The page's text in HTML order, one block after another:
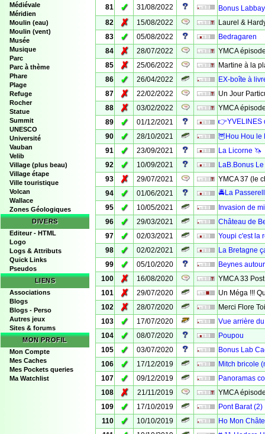
Médiévale
Méridien
Moulin (eau)
Moulin (vent)
Musée
Musique
Parc
Parc à thème
Phare
Plage
Refuge
Rocher
Statue
Summit
UNESCO
Université
Vauban
Velib
Village (plus beau)
Village étape
Ville touristique
Volcan
Wallace
Zones Géologiques
DIVERS
Editeur - HTML
Logo
Logs & Attributs
Quick Links
Pseudos
LIENS
Associations
Blogs
Blogs - Perso
Autres jeux
Sites & forums
MON PROFIL
Mon Compte
Mes Caches
Mes Pockets queries
Ma Watchlist
81
✓ 31/08/2022
Bonus
82
✗ 15/08/2022
Laurel &
83
✓ 05/08/2022
Bedragaren
84
✗ 28/07/2022
YMCA
85
✗ 25/06/2022
Martine à la
86
✓ 26/04/2022
EX-boîte à
87
✗ 22/02/2022
Un Jour
88
✗ 03/02/2022
YMCA
89
✓ 01/12/2021
👉YVELINES
90
✓ 28/10/2021
🦉Hou Hou le
91
✓ 23/09/2021
La Licorne 🦄
92
✓ 10/09/2021
LaB.Bonus
93
✗ 29/07/2021
YMCA 37 (le
94
✓ 01/06/2021
🚔La
95
✓ 10/05/2021
Invasion de
96
✓ 29/03/2021
Château de
97
✓ 02/03/2021
Youpi c'est la
98
✓ 02/02/2021
La Bretagne
99
✓ 05/10/2020
Beynes
100
✗ 16/08/2020
YMCA 33
101
✗ 29/07/2020
Un Méga !!!
102
✗ 28/07/2020
Merci Flore
103
✓ 17/07/2020
Vue arrière
104
✓ 08/07/2020
Poupou
105
✓ 03/07/2020
Bonus Lab
106
✓ 17/12/2019
Mitch bricole
107
✓ 09/12/2019
Panoramas
108
✗ 21/11/2019
YMCA
109
✓ 17/10/2019
Pont Barat (2)
110
✓ 10/10/2019
Ho Mon